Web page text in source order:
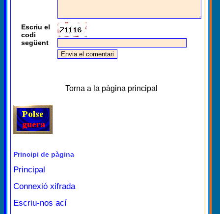
Escriu el
codi
següent
Torna a la pàgina principal
Principi de pàgina
Principal
Connexió xifrada
Escriu-nos ací